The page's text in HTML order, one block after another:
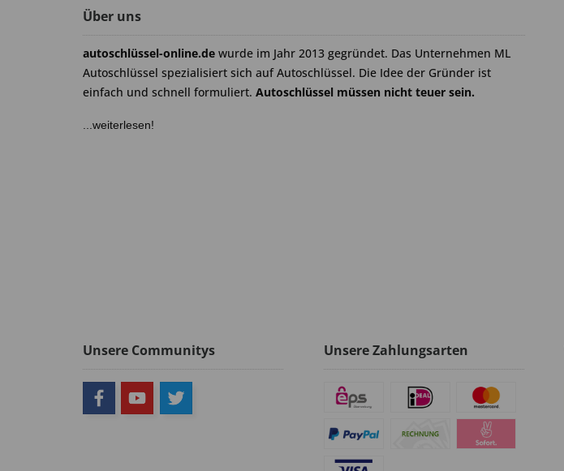
Über uns
autoschlüssel-online.de wurde im Jahr 2013 gegründet. Das Unternehmen ML
Autoschlüssel spezialisiert sich auf Autoschlüssel. Die Idee der Gründer ist
einfach und schnell formuliert. Autoschlüssel müssen nicht teuer sein.
...weiterlesen!
Unsere Communitys Unsere Zahlungsarten